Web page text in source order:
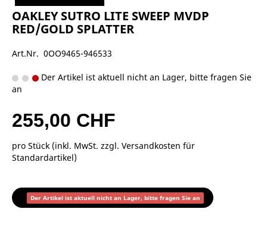
OAKLEY SUTRO LITE SWEEP MVDP
RED/GOLD SPLATTER
Art.Nr. 0OO9465-946533
Der Artikel ist aktuell nicht an Lager, bitte fragen Sie
an
255,00 CHF
pro Stück (inkl. MwSt. zzgl. Versandkosten für
Standardartikel)
Der Artikel ist aktuell nicht an Lager, bitte fragen Sie an